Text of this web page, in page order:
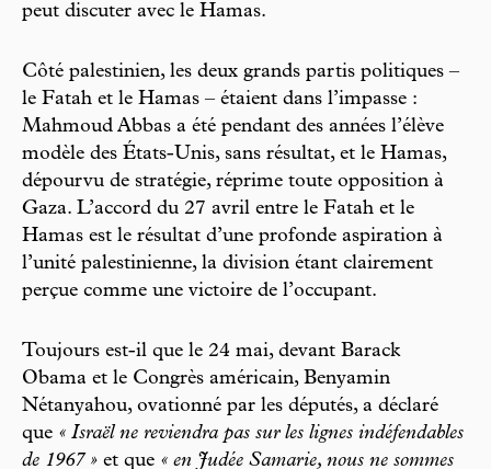
peut discuter avec le Hamas.
Côté palestinien, les deux grands partis politiques –
le Fatah et le Hamas – étaient dans l’impasse :
Mahmoud Abbas a été pendant des années l’élève
modèle des États-Unis, sans résultat, et le Hamas,
dépourvu de stratégie, réprime toute opposition à
Gaza. L’accord du 27 avril entre le Fatah et le
Hamas est le résultat d’une profonde aspiration à
l’unité palestinienne, la division étant clairement
perçue comme une victoire de l’occupant.
Toujours est-il que le 24 mai, devant Barack
Obama et le Congrès américain, Benyamin
Nétanyahou, ovationné par les députés, a déclaré
que « Israël ne reviendra pas sur les lignes indéfendables
de 1967 » et que « en Judée Samarie, nous ne sommes